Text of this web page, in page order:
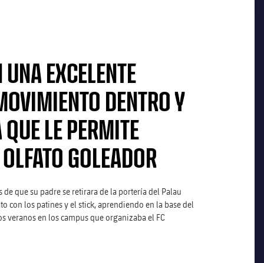
UNA EXCELENTE
DENTRO Y
QUE LE PERMITE
GOLEADOR
de que su padre se retirara de la portería del Palau
con los patines y el stick, aprendiendo en la base del
veranos en los campus que organizaba el FC